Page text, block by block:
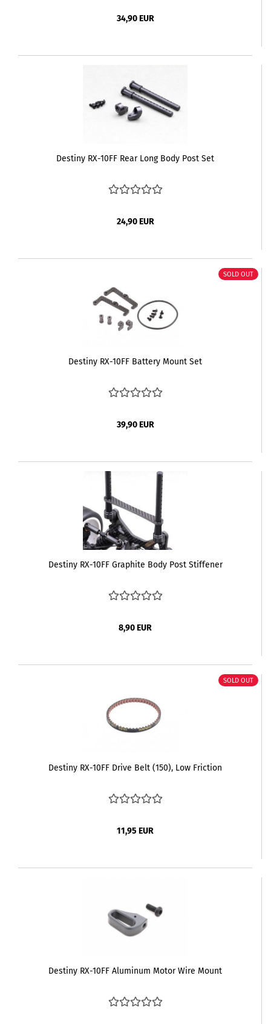
34,90 EUR
Destiny RX-10FF Rear Long Body Post Set
24,90 EUR
SOLD OUT
Destiny RX-10FF Battery Mount Set
39,90 EUR
Destiny RX-10FF Graphite Body Post Stiffener
8,90 EUR
SOLD OUT
Destiny RX-10FF Drive Belt (150), Low Friction
11,95 EUR
Destiny RX-10FF Aluminum Motor Wire Mount